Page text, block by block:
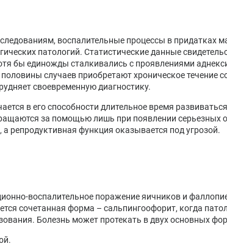
воспалительные процессы в придатках
патологий. Статистические данные
бы единожды сталкивались с проявлениями
случаев приобретают хроническое течение
своевременную диагностику.
в его способности длительное время
за помощью лишь при появлении серьезных
репродуктивная функция оказывается под угрозой.
воспалительное поражение яичников и
сочетанная форма – сальпингоофорит, когда
Болезнь может протекать в двух основных